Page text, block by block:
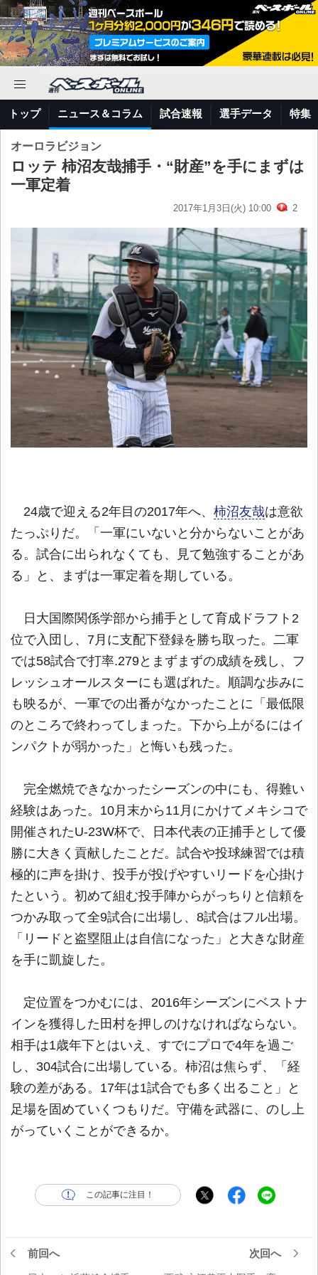
トップ ニュース＆コラム 試合速報 選手データ 特集
オーロラビジョン
ロッテ 柿沼友哉捕手・“財産”を手にまずは
一軍定着
2017年1月3日(火) 10:00 2
24歳で迎える2年目の2017年へ、 柿沼友哉は意欲
たっぷりだ。「一軍にいないと分からないことがあ
る。試合に出られなくても、見て勉強することがあ
る」と、まずは一軍定着を期している。
日大国際関係学部から捕手として育成ドラフト2
位で入団し、7月に支配下登録を勝ち取った。二軍
では58試合で打率.279とまずまずの成績を残し、フ
レッシュオールスターにも選ばれた。順調な歩みに
も映るが、一軍での出番がなかったことに「最低限
のところで終わってしまった。下から上がるにはイ
ンパクトが弱かった」と悔いも残った。
完全燃焼できなかったシーズンの中にも、得難い
経験はあった。10月末から11月にかけてメキシコで
開催されたU-23W杯で、日本代表の正捕手として優
勝に大きく貢献したことだ。試合や投球練習では積
極的に声を掛け、投手が投げやすいリードを心掛け
たという。初めて組む投手陣からがっちりと信頼を
つかみ取って全9試合に出場し、8試合はフル出場。
「リードと盗塁阻止は自信になった」と大きな財産
を手に凱旋した。
定位置をつかむには、2016年シーズンにベストナ
インを獲得した田村を押しのけなければならない。
相手は1歳年下とはいえ、すでにプロで4年を過ご
し、304試合に出場している。柿沼は焦らず、「経
験の差がある。17年は1試合でも多く出ること」と
足場を固めていくつもりだ。守備を武器に、のし上
がっていくことができるか。
この記事に注目！
前回へ 次回へ